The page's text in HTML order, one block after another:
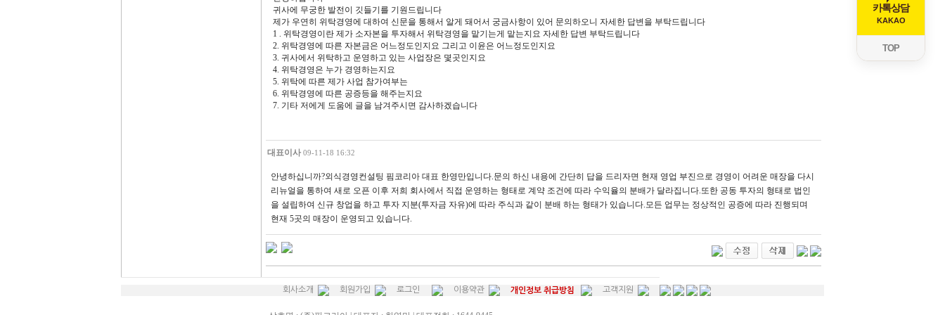
카톡상담
KAKAO
TOP
귀사에 무궁한 발전이 깃들기를 기원드립니다
제가 우연히 위탁경영에 대하여 신문을 통해서 알게 돼어서 궁금사항이 있어 문의하오니 자세한 답변을 부탁드립니다
1 . 위탁경영이란 제가 소자본을 투자해서 위탁경영을 맡기는게 맡는지요 자세한 답변 부탁드립니다
2. 위탁경영에 따른 자본금은 어느정도인지요 그리고 이윤은 어느정도인지요
3. 귀사에서 위탁하고 운영하고 있는 사업장은 몇곳인지요
4. 위탁경영은 누가 경영하는지요
5. 위탁에 따른 제가 사업 참가여부는
6. 위탁경영에 따른 공증등을 해주는지요
7. 기타 저에게 도움에 글을 남겨주시면 감사하겠습니다
대표이사 09-11-18 16:32
안녕하십니까?외식경영컨설팅 핌코리아 대표 한영만입니다.문의 하신 내용에 간단히 답을 드리자면 현재 영업 부진으로 경영이 어려운 매장을 다시
리뉴얼을 통하여 새로 오픈 이후 저희 회사에서 직접 운영하는 형태로 계약 조건에 따라 수익율의 분배가 달라집니다.또한 공동 투자의 형태로 법인
을 설립하여 신규 창업을 하고 투자 지분(투자금 자유)에 따라 주식과 같이 분배 하는 형태가 있습니다.모든 업무는 정상적인 공증에 따라 진행되며
현재 5곳의 매장이 운영되고 있습니다.
회사소개 회원가입 로그인 이용약관 개인정보 취급방침 고객지원